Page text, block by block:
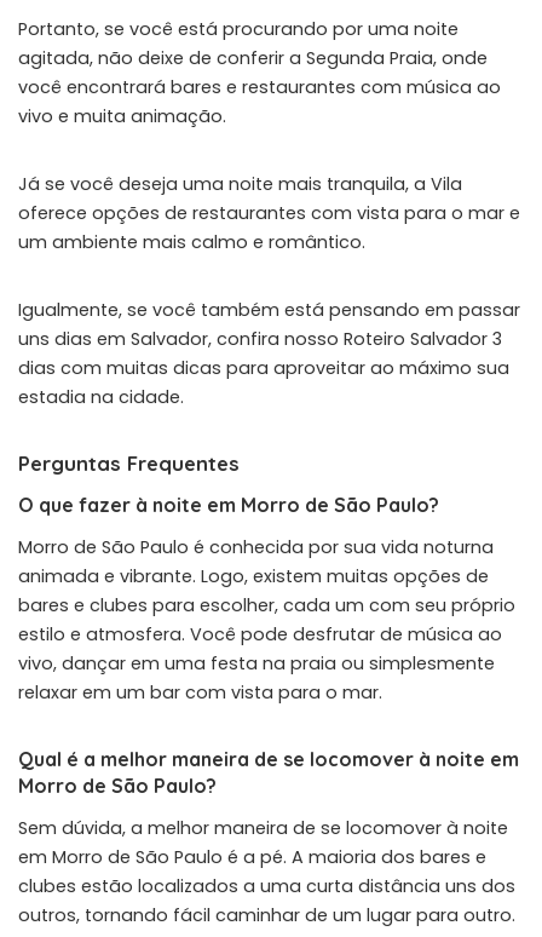
Portanto, se você está procurando por uma noite
agitada, não deixe de conferir a Segunda Praia, onde
você encontrará bares e restaurantes com música ao
vivo e muita animação.
Já se você deseja uma noite mais tranquila, a Vila
oferece opções de restaurantes com vista para o mar e
um ambiente mais calmo e romântico.
Igualmente, se você também está pensando em passar
uns dias em Salvador, confira nosso Roteiro Salvador 3
dias com muitas dicas para aproveitar ao máximo sua
estadia na cidade.
Perguntas Frequentes
O que fazer à noite em Morro de São Paulo?
Morro de São Paulo é conhecida por sua vida noturna
animada e vibrante. Logo, existem muitas opções de
bares e clubes para escolher, cada um com seu próprio
estilo e atmosfera. Você pode desfrutar de música ao
vivo, dançar em uma festa na praia ou simplesmente
relaxar em um bar com vista para o mar.
Qual é a melhor maneira de se locomover à noite em
Morro de São Paulo?
Sem dúvida, a melhor maneira de se locomover à noite
em Morro de São Paulo é a pé. A maioria dos bares e
clubes estão localizados a uma curta distância uns dos
outros, tornando fácil caminhar de um lugar para outro.